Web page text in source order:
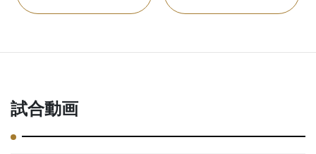
試合動画